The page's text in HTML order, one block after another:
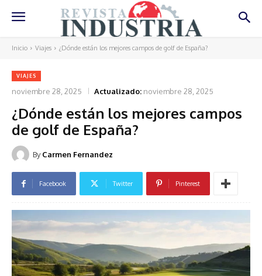
Inicio Viajes ¿Dónde están los mejores campos de golf de España?
VIAJES
noviembre 28, 2025 Actualizado: noviembre 28, 2025
¿Dónde están los mejores campos
de golf de España?
By Carmen Fernandez
Facebook Twitter Pinterest